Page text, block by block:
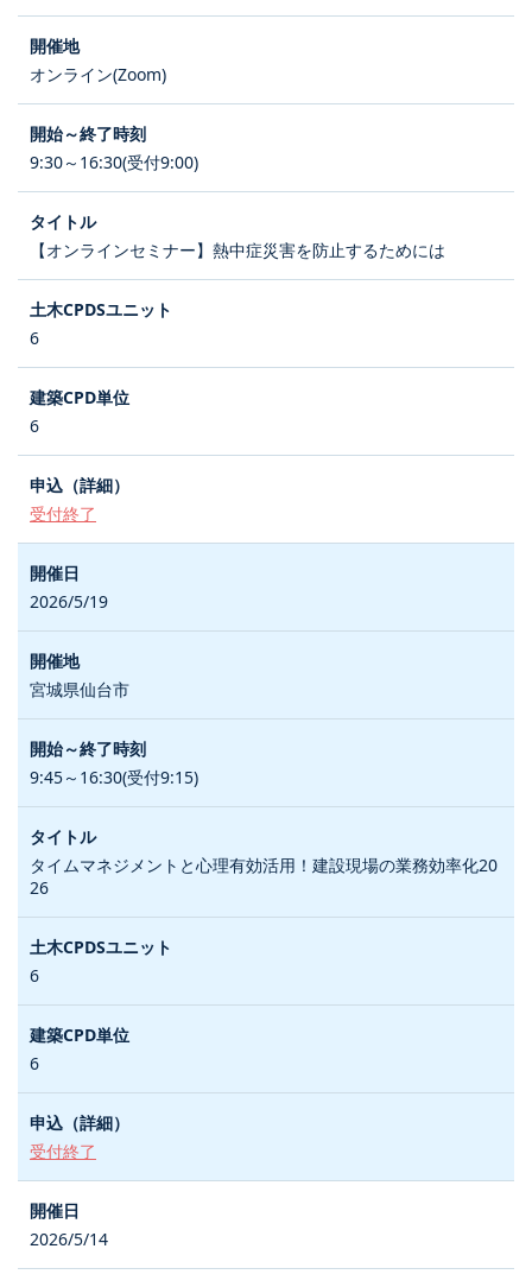
オンライン(Zoom)
9:30～16:30(受付9:00)
【オンラインセミナー】熱中症災害を防止するためには
6
6
受付終了
2026/5/19
宮城県仙台市
9:45～16:30(受付9:15)
タイムマネジメントと心理有効活用！建設現場の業務効率化20
26
6
6
受付終了
2026/5/14